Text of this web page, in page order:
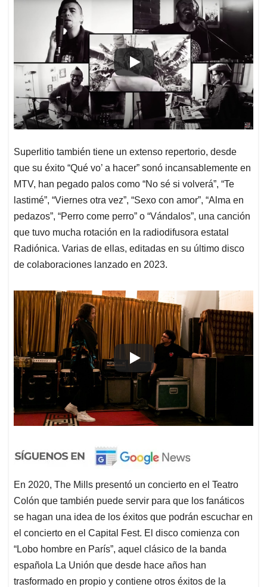
Superlitio también tiene un extenso repertorio, desde
que su éxito “Qué vo’ a hacer” sonó incansablemente en
MTV, han pegado palos como “No sé si volverá”, “Te
lastimé”, “Viernes otra vez”, “Sexo con amor”, “Alma en
pedazos”, “Perro come perro” o “Vándalos”, una canción
que tuvo mucha rotación en la radiodifusora estatal
Radiónica. Varias de ellas, editadas en su último disco
de colaboraciones lanzado en 2023.
En 2020, The Mills presentó un concierto en el Teatro
Colón que también puede servir para que los fanáticos
se hagan una idea de los éxitos que podrán escuchar en
el concierto en el Capital Fest. El disco comienza con
“Lobo hombre en París”, aquel clásico de la banda
española La Unión que desde hace años han
trasformado en propio y contiene otros éxitos de la